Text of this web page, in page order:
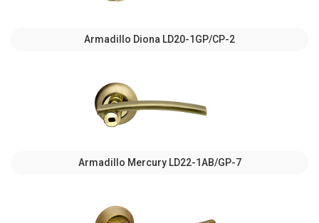
Armadillo Diona LD20-1GP/CP-2
Armadillo Mercury LD22-1AB/GP-7